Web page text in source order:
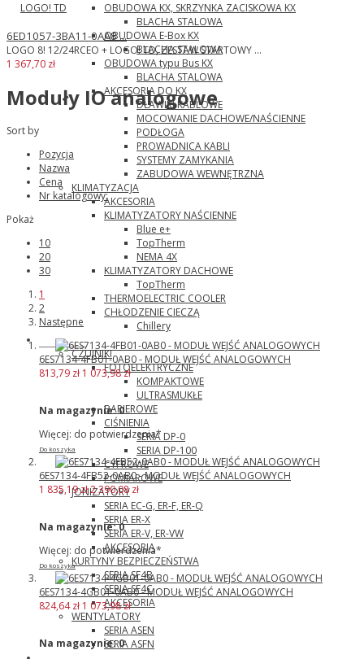
OBUDOWA KX, SKRZYNKA ZACISKOWA KX
BLACHA STALOWA
OBUDOWA E-Box KX
BLACHA STALOWA
OBUDOWA typu Bus KX
BLACHA STALOWA
AKCESORIA DO KX
DŁAWIKI KABLOWE
MOCOWANIE DACHOWE/NAŚCIENNE
PODŁOGA
PROWADNICA KABLI
SYSTEMY ZAMYKANIA
ZABUDOWA WEWNĘTRZNA
KLIMATYZACJA
AKCESORIA
KLIMATYZATORY NAŚCIENNE
Blue e+
TopTherm
NEMA 4X
KLIMATYZATORY DACHOWE
TopTherm
THERMOELECTRIC COOLER
CHŁODZENIE CIECZĄ
Chillery
Panasonic
CZUJNIKI
FOTOELEKTRYCZNE
KOMPAKTOWE
ULTRASMUKŁE
BARIEROWE
CIŚNIENIA
SERIA DP-0
SERIA DP-100
CYFROWE
POMIAROWE
JONIZATORY
SERIA EC-G, ER-F, ER-Q
SERIA ER-X
SERIA ER-V, ER-VW
AKCESORIA
KURTYNY BEZPIECZEŃSTWA
SERIA SF4B
SERIA SF4C
AKCESORIA
WENTYLATORY
SERIA ASEN
SERIA ASFN
6ED1057-3BA11-0AA8 ...
LOGO 8! 12/24RCEO + LOGO! TD, ZESTAW STARTOWY ...
1 367,70 zł
Moduły IO analogowe
Sort by
Pozycja
Nazwa
Cena
Nr katalogowy:
Pokaż
10
20
30
1
2
Następne
6ES7134-4FB01-0AB0 - MODUŁ WEJŚĆ ANALOGOWYCH
813,79 zł 1 073,98 zł
Na magazynie:0
Więcej: do potwierdzenia*
Do koszyka
6ES7134-4FB52-0AB0 - MODUŁ WEJŚĆ ANALOGOWYCH
1 835,19 zł2 390,08 zł
Na magazynie:0
Więcej: do potwierdzenia*
Do koszyka
6ES7134-4GB01-0AB0 - MODUŁ WEJŚĆ ANALOGOWYCH
824,64 zł 1 073,98 zł
Na magazynie:0